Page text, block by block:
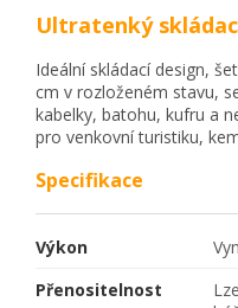
Ultratenký
Ideální skládací design,
cm v rozloženém stavu,
kabelky, batohu, kufru a
pro venkovní turistiku,
Specifikace
Výkon
Přenositelnost